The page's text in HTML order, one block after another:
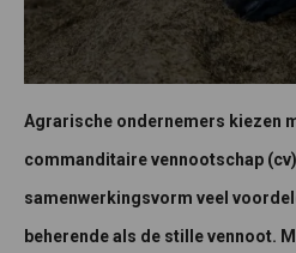
Agrarische ondernemers kiezen
commanditaire vennootschap
samenwerkingsvorm veel
beherende als de stille vennoot.